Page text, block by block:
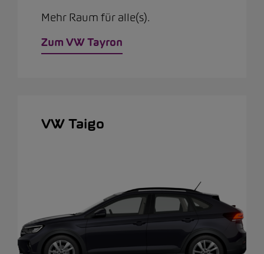
Mehr Raum für alle(s).
Zum VW Tayron
VW Taigo